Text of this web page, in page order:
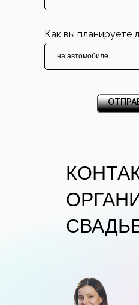
Как вы планируете